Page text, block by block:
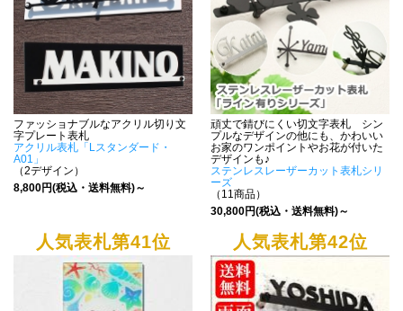
ファッショナブルなアクリル切り文
字プレート表札
アクリル表札「Lスタンダード・
A01」
（2デザイン）
8,800円(税込・送料無料)～
頑丈で錆びにくい切文字表札 シン
プルなデザインの他にも、かわいい
お家のワンポイントやお花が付いた
デザインも♪
ステンレスレーザーカット表札シリ
ーズ
（11商品）
30,800円(税込・送料無料)～
人気表札第41位 人気表札第42位